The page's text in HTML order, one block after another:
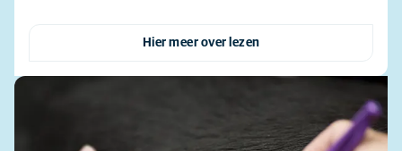
Hier meer over lezen